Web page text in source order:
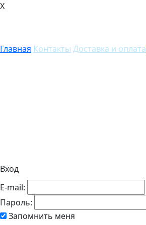
X
Главная Контакты Доставка и оплата
Вход
E-mail:
Пароль:
Запомнить меня